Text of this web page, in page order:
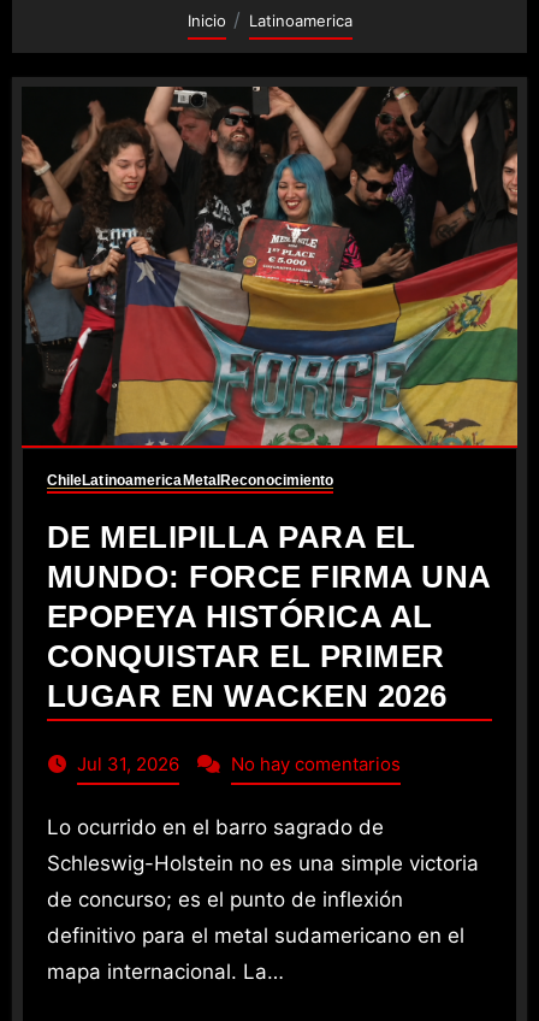
Inicio Latinoamerica
ChileLatinoamericaMetalReconocimiento
DE MELIPILLA PARA EL
MUNDO: FORCE FIRMA UNA
EPOPEYA HISTÓRICA AL
CONQUISTAR EL PRIMER
LUGAR EN WACKEN 2026
Jul 31, 2026 No hay comentarios
Lo ocurrido en el barro sagrado de
Schleswig-Holstein no es una simple victoria
de concurso; es el punto de inflexión
definitivo para el metal sudamericano en el
mapa internacional. La…